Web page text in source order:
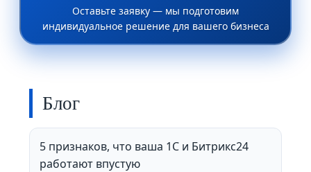
Оставьте заявку — мы подготовим
индивидуальное решение для вашего бизнеса
Блог
5 признаков, что ваша 1С и Битрикс24
работают впустую